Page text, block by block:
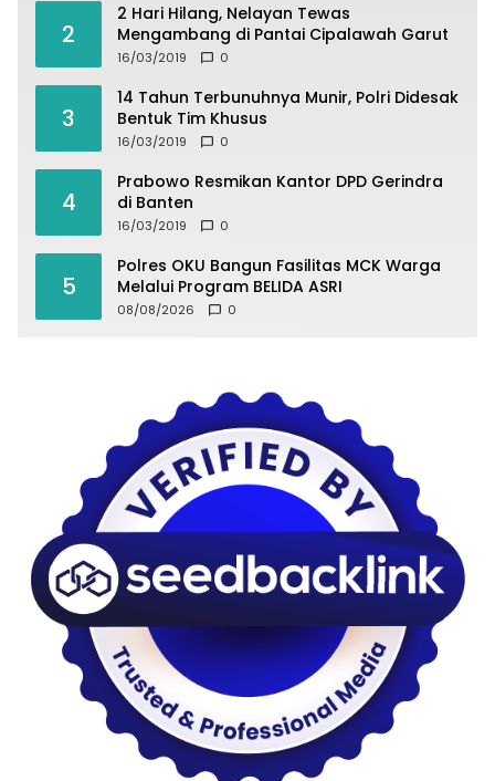
2
2 Hari Hilang, Nelayan Tewas
Mengambang di Pantai Cipalawah Garut
16/03/2019 0
3
14 Tahun Terbunuhnya Munir, Polri Didesak
Bentuk Tim Khusus
16/03/2019 0
4
Prabowo Resmikan Kantor DPD Gerindra
di Banten
16/03/2019 0
5
Polres OKU Bangun Fasilitas MCK Warga
Melalui Program BELIDA ASRI
08/08/2026 0